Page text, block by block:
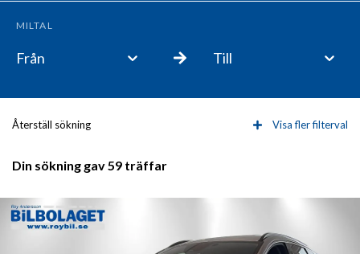
MILTAL
Från Till
Återställ sökning Visa fler filterval
Din sökning gav 59 träffar